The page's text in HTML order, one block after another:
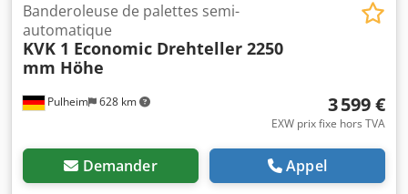
Pulheim 628 km
Banderoleuse de palettes semi-
automatique
KVK 1 Economic Drehteller 2250
mm Höhe
3 599 €
EXW prix fixe hors TVA
Demander Appel